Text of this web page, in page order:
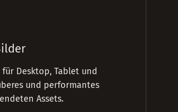
Desktop, Tablet und
und performantes
Assets.